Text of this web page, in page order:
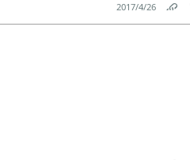
Link
26‏/4‏/2017